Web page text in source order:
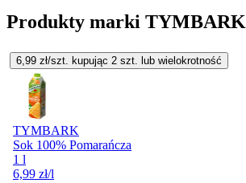
Produkty marki TYMBARK
6,99 zł/szt. kupując 2 szt. lub wielokrotność
TYMBARK
Sok 100% Pomarańcza
1 l
6,99 zł/l